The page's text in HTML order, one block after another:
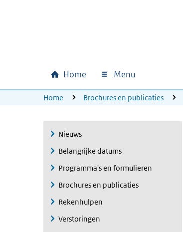
Hoofdnavigatie
Home Menu
U bevindt zich hier:
Home Brochures en publicaties
Nieuws
Belangrijke datums
Programma's en formulieren
Brochures en publicaties
Rekenhulpen
Verstoringen